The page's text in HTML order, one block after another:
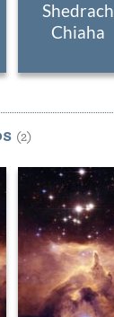
Shedrach
Chiaha
(2)